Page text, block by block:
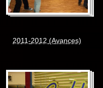
2011-2012 (Avances)